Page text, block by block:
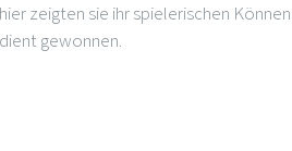
zeigten sie ihr spielerischen Können
gewonnen.